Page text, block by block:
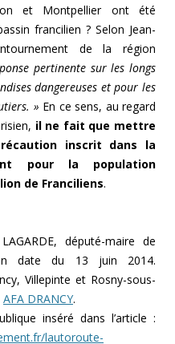
et Montpellier ont été
francilien ? Selon Jean-
de la région
pertinente sur les longs
dangereuses et pour les
» En ce sens, au regard
il ne fait que mettre
inscrit dans la
pour la population
de Franciliens.
député-maire de
date du 13 juin 2014.
Villepinte et Rosny-sous-
AFA DRANCY.
inséré dans l’article :
lautoroute-